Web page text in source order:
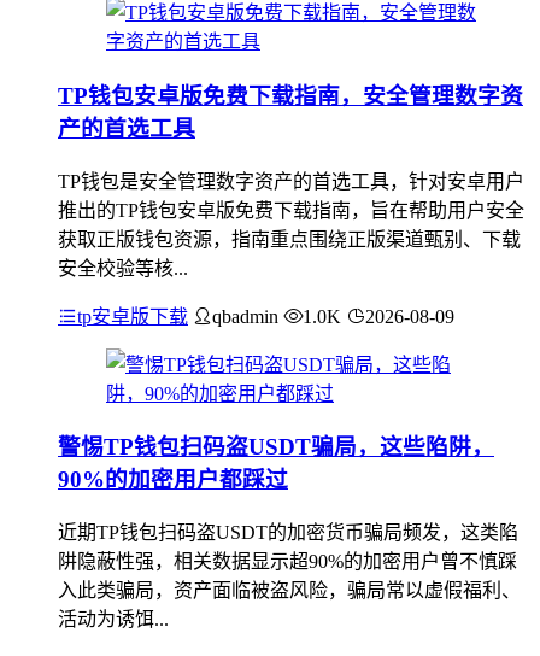
TP钱包安卓版免费下载指南，安全管理数字资
产的首选工具
TP钱包是安全管理数字资产的首选工具，针对安卓用户
推出的TP钱包安卓版免费下载指南，旨在帮助用户安全
获取正版钱包资源，指南重点围绕正版渠道甄别、下载
安全校验等核...
tp安卓版下载 qbadmin 1.0K 2026-08-09
警惕TP钱包扫码盗USDT骗局，这些陷阱，
90%的加密用户都踩过
近期TP钱包扫码盗USDT的加密货币骗局频发，这类陷
阱隐蔽性强，相关数据显示超90%的加密用户曾不慎踩
入此类骗局，资产面临被盗风险，骗局常以虚假福利、
活动为诱饵...